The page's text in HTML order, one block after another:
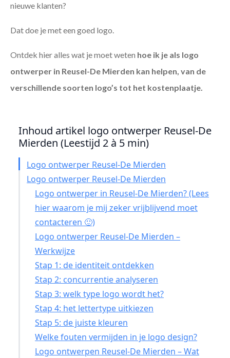
nieuwe klanten?
Dat doe je met een goed logo.
Ontdek hier alles wat je moet weten hoe ik je als logo
ontwerper in Reusel-De Mierden kan helpen, van de
verschillende soorten logo’s tot het kostenplaatje.
Inhoud artikel logo ontwerper Reusel-De
Mierden (Leestijd 2 à 5 min)
Logo ontwerper Reusel-De Mierden
Logo ontwerper Reusel-De Mierden
Logo ontwerper in Reusel-De Mierden? (Lees
hier waarom je mij zeker vrijblijvend moet
contacteren 🙂)
Logo ontwerper Reusel-De Mierden –
Werkwijze
Stap 1: de identiteit ontdekken
Stap 2: concurrentie analyseren
Stap 3: welk type logo wordt het?
Stap 4: het lettertype uitkiezen
Stap 5: de juiste kleuren
Welke fouten vermijden in je logo design?
Logo ontwerpen Reusel-De Mierden – Wat